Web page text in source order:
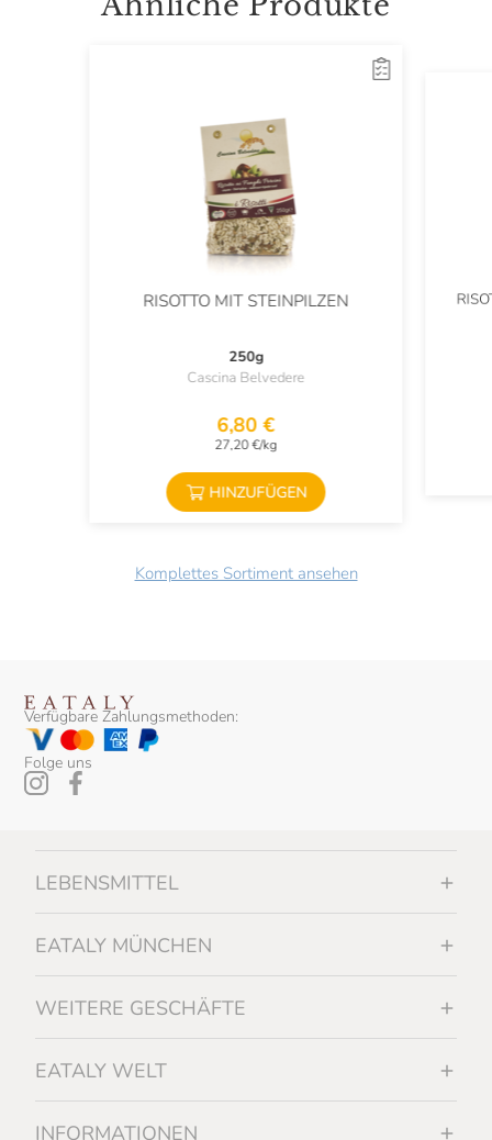
RISOTTO MIT STEINPILZEN
250g
Cascina Belvedere
6,80 €
27,20 €/kg
HINZUFÜGEN
Komplettes Sortiment ansehen
Verfügbare Zahlungsmethoden:
Folge uns
LEBENSMITTEL
EATALY MÜNCHEN
WEITERE GESCHÄFTE
EATALY WELT
INFORMATIONEN